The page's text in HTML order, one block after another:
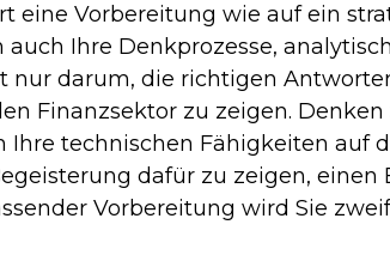
Vorbereitung wie auf ein
Ihre Denkprozesse,
darum, die richtigen
Finanzsektor zu zeigen.
technischen Fähigkeiten auf
dafür zu zeigen,
Vorbereitung wird Sie